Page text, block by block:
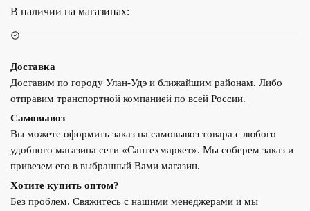
(1
метр)
В наличии на магазинах:
Доставка
Доставим по городу Улан-Удэ и ближайшим районам. Либо
отправим транспортной компанией по всей России.
Самовывоз
Вы можете оформить заказ на самовывоз товара с любого
удобного магазина сети «Сантехмаркет». Мы соберем заказ и
привезем его в выбранный Вами магазин.
Хотите купить оптом?
Без проблем. Свяжитесь с нашими менеджерами и мы